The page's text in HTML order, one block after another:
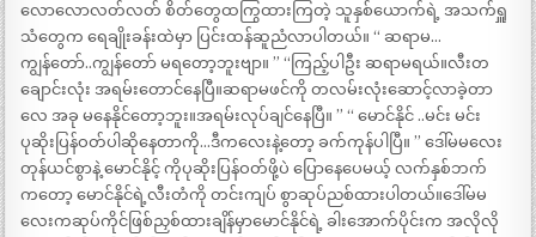
လောလောလတ်လတ် စိတ်တွေထကြွထားကြတဲ့ သူနှစ်ယောက်ရဲ့ အသက်ရှူ
သံတွေက ရေချိုးခန်းထဲမှာ ပြင်းထန်ဆူညံလာပါတယ်။ “ ဆရာမ…
ကျွန်တော်..ကျွန်တော် မရတော့ဘူးဗျာ။ ” “ကြည့်ပါဦး ဆရာမရယ်။လီးတ
ချောင်းလုံး အရမ်းတောင်နေပြီ။ဆရာမဖင်ကို တလမ်းလုံးဆောင့်လာခဲ့တာ
လေ အခု မနေနိုင်တော့ဘူး။အရမ်းလုပ်ချင်နေပြီ။ ” “ မောင်နိုင် ..မင်း မင်း
ပုဆိုးပြန်ဝတ်ပါဆိုနေတာကို…ဒီကလေးနဲ့တော့ ခက်ကုန်ပါပြီ။ ” ဒေါ်မမလေး
တုန်ယင်စွာနဲ့ မောင်နိုင့် ကိုပုဆိုးပြန်ဝတ်ဖို့ပဲ ပြောနေပေမယ့် လက်နှစ်ဘက်
ကတော့ မောင်နိုင်ရဲ့လီးတံကို တင်းကျပ် စွာဆုပ်ညစ်ထားပါတယ်။ဒေါ်မမ
လေးကဆုပ်ကိုင်ဖြစ်ညှစ်ထားချိန်မှာမောင်နိုင်ရဲ့ ခါးအောက်ပိုင်းက အလိုလို